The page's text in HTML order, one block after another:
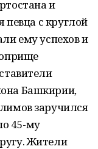
и
певца с круглой
ему успехов и
Башкирии,
заручился
45-му
Жители